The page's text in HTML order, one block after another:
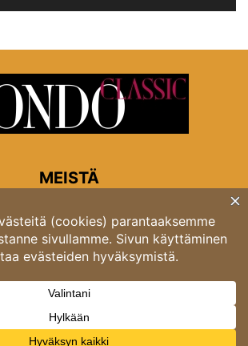
MEISTÄ
Rondon toimitus
6A 00520 Helsinki
puh. 03 4246 5318
asiakaspalvelu@rondo.fi
yhteyttä:toimitus@rondo.fi